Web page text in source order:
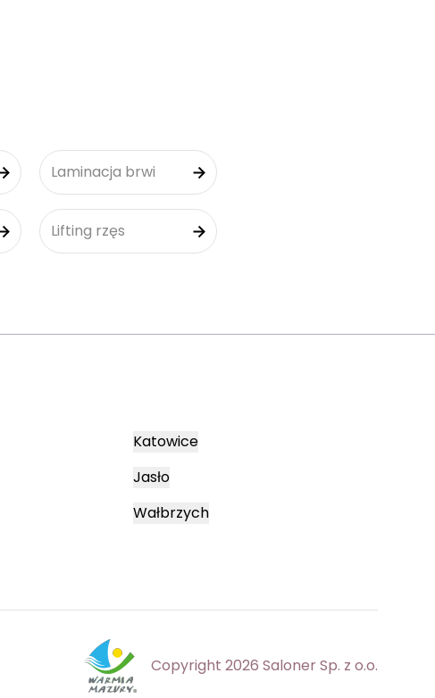
Laminacja brwi
Lifting rzęs
Katowice
Jasło
Wałbrzych
Copyright 2026 Saloner Sp. z o.o.